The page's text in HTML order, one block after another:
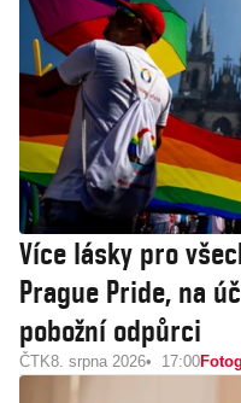
Více lásky pro
Prague Pride, na
pobožní odpůrci
ČTK8. srpna 2026 17:00